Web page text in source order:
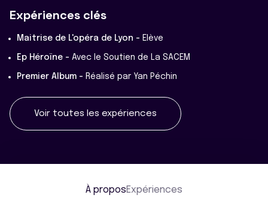
Expériences clés
Maitrise de L'opéra de Lyon - Elève
Ep Héroïne - Avec le Soutien de La SACEM
Premier Album - Réalisé par Yan Péchin
Voir toutes les expériences
À proposExpériences